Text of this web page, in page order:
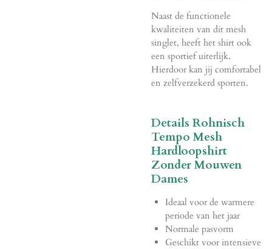
Naast de functionele
kwaliteiten van dit mesh
singlet, heeft het shirt ook
een sportief uiterlijk.
Hierdoor kan jij comfortabel
en zelfverzekerd sporten.
Details Rohnisch
Tempo Mesh
Hardloopshirt
Zonder Mouwen
Dames
Ideaal voor de warmere
periode van het jaar
Normale pasvorm
Geschikt voor intensieve